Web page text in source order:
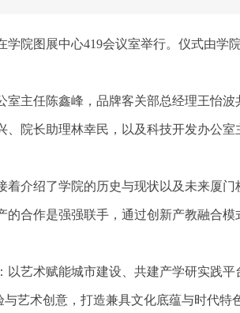
院图展中心419会议室举行。仪式由学
主任陈鑫峰，品牌客关部总经理王怡波
院长助理林幸民，以及科技开发办公室
介绍了学院的历史与现状以及未来厦门
合作是强强联手，通过创新产教融合模
艺术赋能城市建设、共建产学研实践平
艺术创意，打造兼具文化底蕴与时代特